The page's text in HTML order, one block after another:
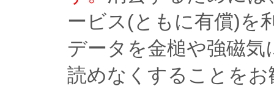
ービス(ともに有償)を
データを金槌や強磁
読めなくすることを